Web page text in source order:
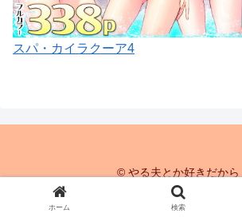
スパ・カイラクーア4
© やる夫とか好きだから
ホーム 検索